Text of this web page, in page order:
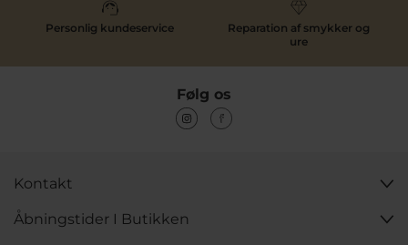
Personlig kundeservice
Reparation af smykker og
ure
Følg os
Kontakt
Åbningstider I Butikken